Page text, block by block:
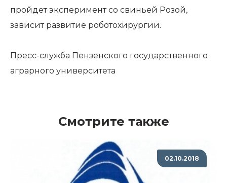
пройдет эксперимент со свиньей Розой,
зависит развитие роботохирургии.
Пресс-служба Пензенского государственного
аграрного университета
Смотрите также
02.10.2018